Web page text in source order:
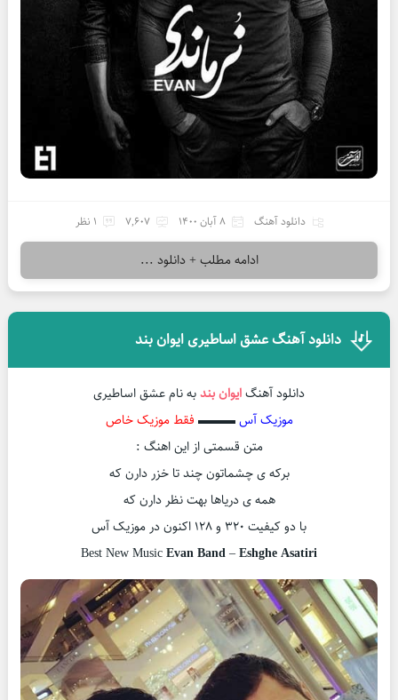
دانلود آهنگ 8 آبان 1400 7,607 1 نظر
ادامه مطلب + دانلود ...
دانلود آهنگ عشق اساطیری ایوان بند
دانلود آهنگایوان بندبه نام عشق اساطیری
موزیک آس▬▬▬ فقط موزیک خاص
متن قسمتی از این اهنگ :
برکه ی چشماتون چند تا خزر دارن که
همه ی دریاها بهت نظر دارن که
با دو کیفیت ۳۲۰ و ۱۲۸ اکنون در موزیک آس
Best New MusicEvan Band–Eshghe Asatiri